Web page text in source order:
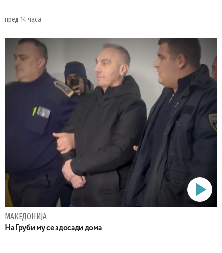
пред 14 часа
МАКЕДОНИЈА
На Груби му се здосади дома